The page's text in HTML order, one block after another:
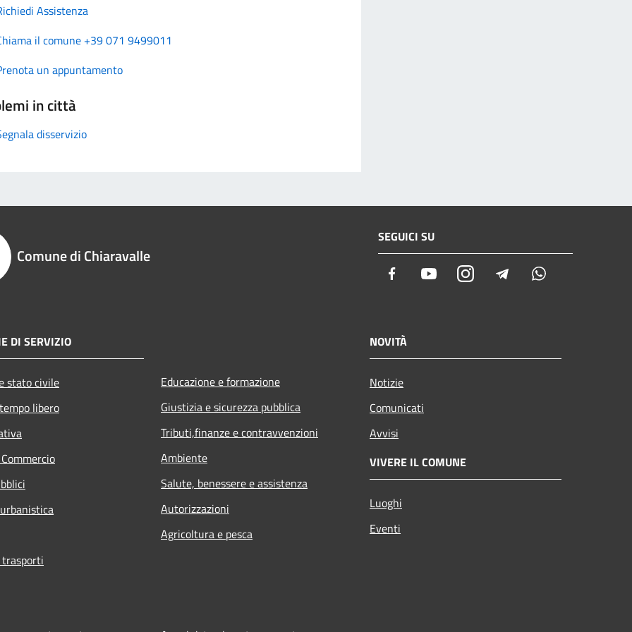
Assistenza
il comune +39 071 9499011
un appuntamento
in città
disservizio
Comune di Chiaravalle
SEGUICI SU
Facebook YoutubeInstagramTelegram
DI SERVIZIO
stato civile
libero
Educazione e formazione
Giustizia e sicurezza pubblica
Tributi,finanze e contravvenzioni
Ambiente
Salute, benessere e assistenza
Autorizzazioni
Agricoltura e pesca
NOVITÀ
Notizie
Comunicati
Avvisi
VIVERE IL COMUNE
Luoghi
Eventi